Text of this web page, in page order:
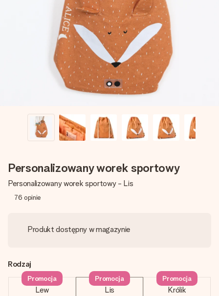
Darmowy bilecik z życzeniami
Stwórz coś wyjątkowego w zaledwie kilku krokach – z jej
imieniem, swoim zdjęciem lub wiadomością, która naprawdę
poruszy serce. Bez problemu, po prostu ogrom miłości na
Personalizowany worek sportowy
Personalizowany worek sportowy - Lis
76 opinie
Produkt dostępny w magazynie
Rodzaj
Lew
Promocja
Lis
Promocja
Królik
Promocja